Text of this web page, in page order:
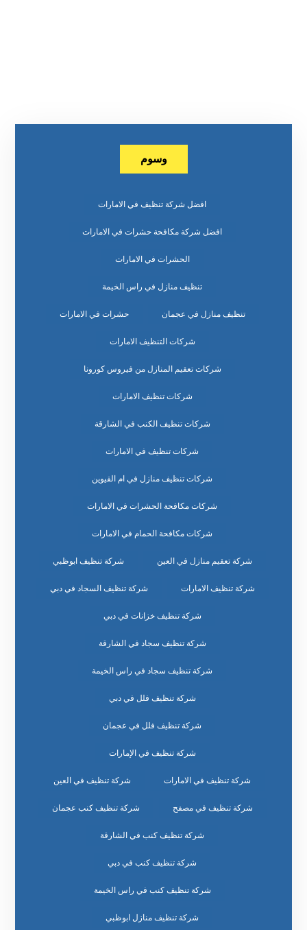
وسوم
افضل شركة تنظيف في الامارات
افضل شركة مكافحة حشرات في الامارات
الحشرات في الامارات
تنظيف منازل في راس الخيمة
تنظيف منازل في عجمان حشرات في الامارات
شركات التنظيف الامارات
شركات تعقيم المنازل من فيروس كورونا
شركات تنظيف الامارات
شركات تنظيف الكنب في الشارقة
شركات تنظيف في الامارات
شركات تنظيف منازل في ام القيوين
شركات مكافحة الحشرات في الامارات
شركات مكافحة الحمام في الامارات
شركة تعقيم منازل في العين شركة تنظيف ابوظبي
شركة تنظيف الامارات شركة تنظيف السجاد في دبي
شركة تنظيف خزانات في دبي
شركة تنظيف سجاد في الشارقة
شركة تنظيف سجاد في راس الخيمة
شركة تنظيف فلل في دبي
شركة تنظيف فلل في عجمان
شركة تنظيف في الإمارات
شركة تنظيف في الامارات شركة تنظيف في العين
شركة تنظيف في مصفح شركة تنظيف كنب عجمان
شركة تنظيف كنب في الشارقة
شركة تنظيف كنب في دبي
شركة تنظيف كنب في راس الخيمة
شركة تنظيف منازل ابوظبي